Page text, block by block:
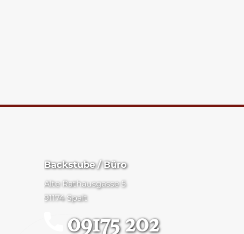
Backstube / Büro
Alte Rathausgasse 5
91174 Spalt
09175 202